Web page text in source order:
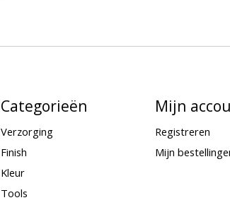
Categorieën
Verzorging
Finish
Kleur
Tools
Mijn
Registreren
Mijn